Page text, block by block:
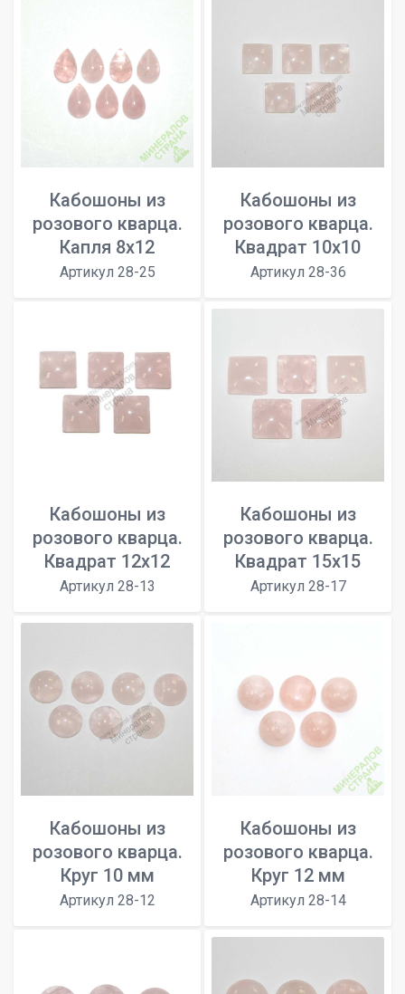
Кабошоны из
розового кварца.
Капля 8x12
Артикул 28-25
Кабошоны из
розового кварца.
Квадрат 10х10
Артикул 28-36
Кабошоны из
розового кварца.
Квадрат 12х12
Артикул 28-13
Кабошоны из
розового кварца.
Квадрат 15х15
Артикул 28-17
Кабошоны из
розового кварца.
Круг 10 мм
Артикул 28-12
Кабошоны из
розового кварца.
Круг 12 мм
Артикул 28-14